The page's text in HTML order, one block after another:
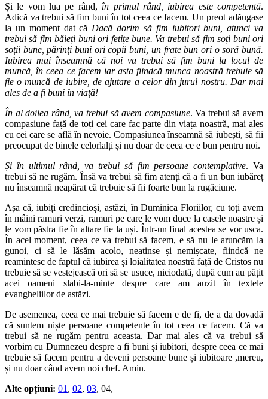
Și le vom lua pe rând,în primul rând, iubirea este competentă.
Adică va trebui să fim buni în tot ceea ce facem. Un preot adăugase
la un moment dat că Dacă dorim să fim iubitori buni, atunci va
trebui să fim băieți buni ori fetițe bune. Va trebui să fim soți buni ori
soții bune, părinți buni ori copii buni, un frate bun ori o soră bună.
Iubirea mai înseamnă că noi va trebui să fim buni la locul de
muncă, în ceea ce facem iar asta fiindcă munca noastră trebuie să
fie o muncă de iubire, de ajutare a celor din jurul nostru. Dar mai
ales de a fi buni în viață!
În al doilea rând, va trebui să avem compasiune. Va trebui să avem
compasiune față de toți cei care fac parte din viața noastră, mai ales
cu cei care se află în nevoie. Compasiunea înseamnă să iubești, să fii
preocupat de binele celorlalți și nu doar de ceea ce e bun pentru noi.
Și în ultimul rând, va trebui să fim persoane contemplative. Va
trebui să ne rugăm. Însă va trebui să fim atenți că a fi un bun iubăreț
nu înseamnă neapărat că trebuie să fii foarte bun la rugăciune.
Așa că, iubiți credincioși, astăzi, în Duminica Floriilor, cu toți avem
în mâini ramuri verzi, ramuri pe care le vom duce la casele noastre și
le vom păstra fie în altare fie la uși. Într-un final acestea se vor usca.
În acel moment, ceea ce va trebui să facem, e să nu le aruncăm la
gunoi, ci să le lăsăm acolo, neatinse și nemișcate, fiindcă ne
reamintesc de faptul că iubirea și loialitatea noastră față de Cristos nu
trebuie să se vestejească ori să se usuce, niciodată, după cum au pățit
acei oameni slabi-la-minte despre care am auzit în textele
evangheliilor de astăzi.
De asemenea, ceea ce mai trebuie să facem e de fi, de a da dovadă
că suntem niște persoane competente în tot ceea ce facem. Că va
trebui să ne rugăm pentru aceasta. Dar mai ales că va trebui să
vorbim cu Dumnezeu despre a fi buni și iubitori, despre ceea ce mai
trebuie să facem pentru a deveni persoane bune și iubitoare ,mereu,
și nu doar când avem noi chef. Amin.
Alte opțiuni: 01 , 02, 03, 04,